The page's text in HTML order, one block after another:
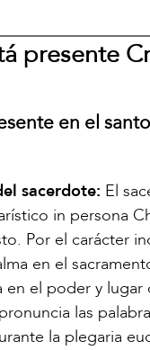
presente
en el
sacerdote: El
in persona
Por el carácter
en el
en el poder y lugar
las
la plegaria